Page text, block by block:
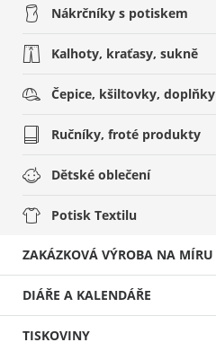
Nákrčníky s potiskem
Kalhoty, kraťasy, sukně
Čepice, kšiltovky, doplňky
Ručníky, froté produkty
Dětské oblečení
Potisk Textilu
ZAKÁZKOVÁ VÝROBA NA MÍRU
DIÁŘE A KALENDÁŘE
TISKOVINY